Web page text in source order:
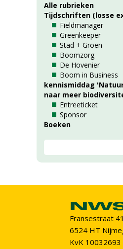
Alle rubrieken
Tijdschriften (losse
Fieldmanager
Greenkeeper
Stad + Groen
Boomzorg
De Hovenier
Boom in Business
kennismiddag
naar meer
Entreeticket
Sponsor
Boeken
Fransestraat 41
6524 HT
KvK 10032693